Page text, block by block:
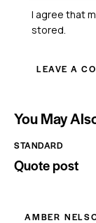
I agree that
stored.
You May
STANDARD
Quote post
AMBER